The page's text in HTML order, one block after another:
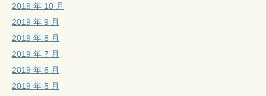
2019 年 10 月
2019 年 9 月
2019 年 8 月
2019 年 7 月
2019 年 6 月
2019 年 5 月